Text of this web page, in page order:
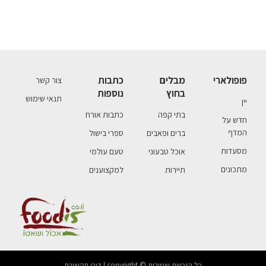
פופולארי
יין
חדש על
המדף
מסעדות
מתכונים
מבלים
בחוץ
בתי קפה
ברים ופאבים
אוכל טבעוני
תיירות
כתבות
נוספות
כתבות אורח
ספרי בישול
טעם עולמי
למקצוענים
צור קשר
תנאי שימוש